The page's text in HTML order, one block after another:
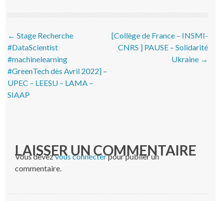
Post navigation
← Stage Recherche
#DataScientist
#machinelearning
#GreenTech dès Avril 2022] –
UPEC – LEESU – LAMA –
SIAAP
[Collège de France – INSMI-
CNRS ] PAUSE – Solidarité
Ukraine →
LAISSER UN COMMENTAIRE
Vous devezvous connecterpour publier un
commentaire.